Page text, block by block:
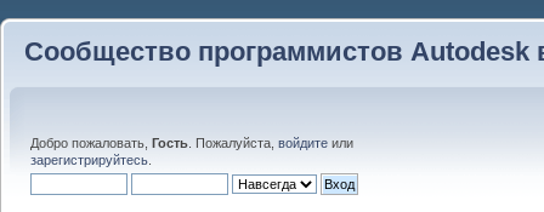
Сообщество программистов Autodesk
Добро пожаловать, Гость . Пожалуйста, войдите или
зарегистрируйтесь